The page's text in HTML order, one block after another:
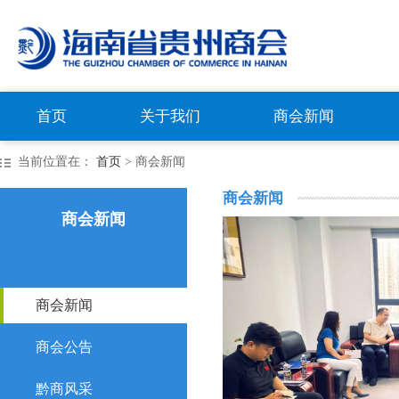
首页 关于我们 商会新闻
当前位置在： 首页 > 商会新闻
商会新闻
商会新闻
商会公告
黔商风采
商会新闻